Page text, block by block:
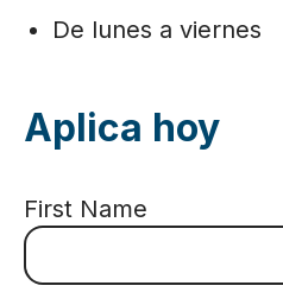
De lunes a viernes
Aplica hoy
First Name